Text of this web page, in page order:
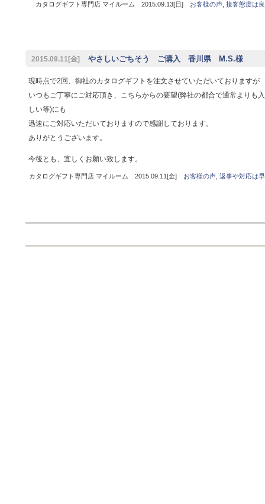
カタログギフト専門店 マイルーム 2015.09.13[日] お客様の声, 接客態度は
2015.09.11[金] やさしいごちそう ご購入 香川県 M.S.様
現時点で2回、御社のカタログギフトを注文させていただいておりますが
いつもご丁寧にご対応頂き、こちらからの要望(弊社の都合で通常よりも
しい等)にも
迅速にご対応いただいておりますので感謝しております。
ありがとうございます。
今後とも、宜しくお願い致します。
カタログギフト専門店 マイルーム 2015.09.11[金] お客様の声, 返事や対応は